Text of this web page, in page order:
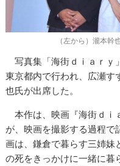
（左から）瀧本幹
写真集「海街ｄｉａｒｙ
東京都内で行われ、広瀬す
也氏が出席した。
本作は、映画『海街ｄｉ
が、映画を撮影する過程で
画は、鎌倉で暮らす三姉妹
の死をきっかけに一緒に暮